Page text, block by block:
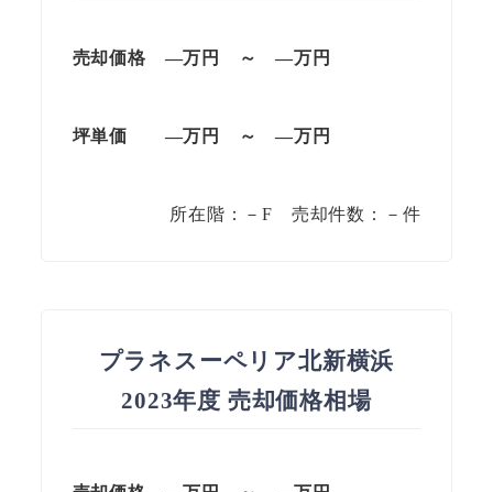
売却価格 —万円 ～ —万円
坪単価 —万円 ～—万円
所在階：－F 売却件数：－件
プラネスーペリア北新横浜
2023年度 売却価格相場